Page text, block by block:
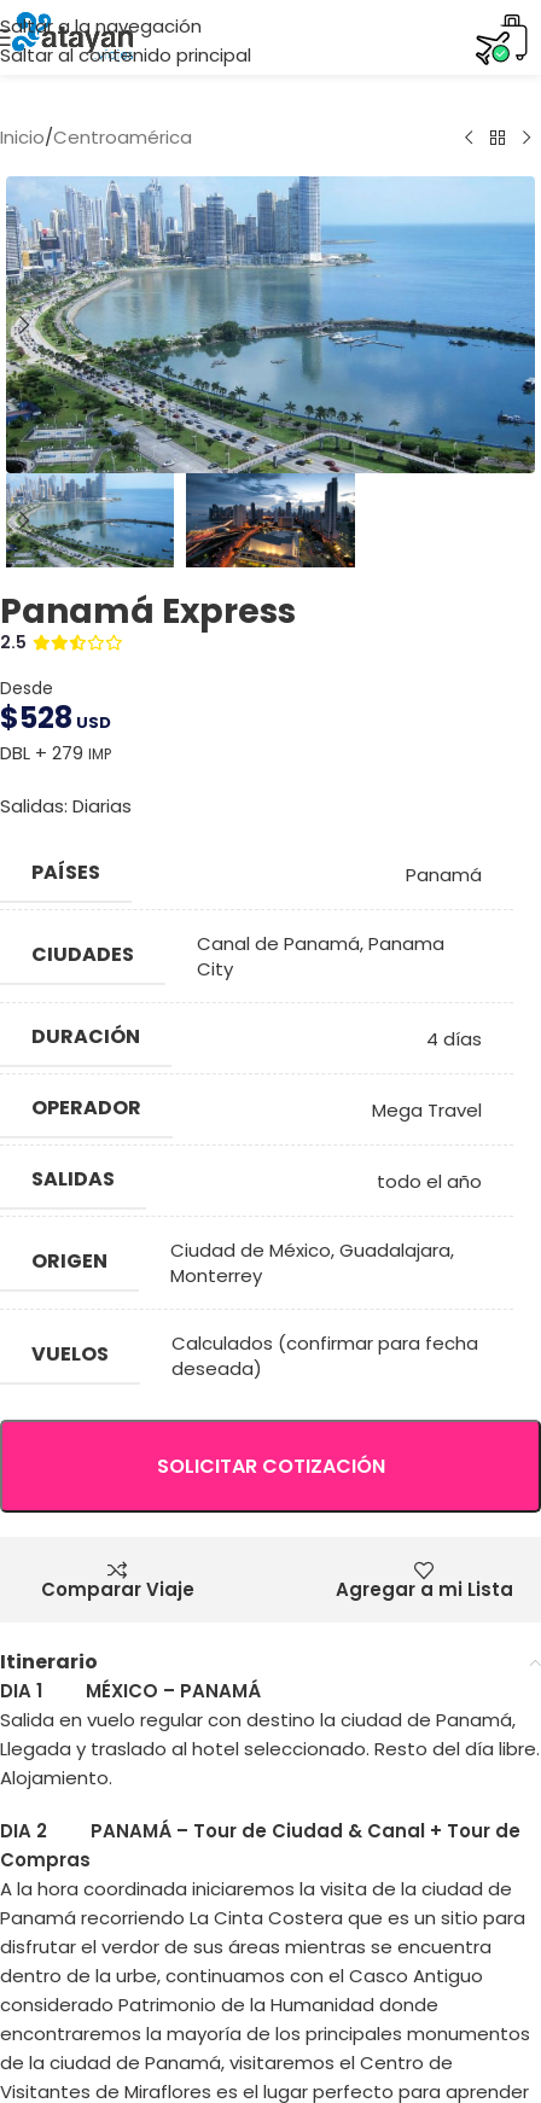
Saltar a la navegación
Saltar al contenido principal
Inicio/Centroamérica
Panamá Express
2.5
Desde
$528 USD
DBL + 279 IMP
Salidas: Diarias
PAÍSES Panamá
CIUDADES Canal de Panamá,Panama
City
DURACIÓN 4 días
OPERADOR Mega Travel
SALIDAS todo el año
ORIGEN Ciudad de México,Guadalajara,
Monterrey
VUELOS
Calculados (confirmar para fecha
deseada)
SOLICITAR COTIZACIÓN
Comparar Viaje Agregar a mi Lista
Itinerario
DIA 1 MÉXICO – PANAMÁ
Salida en vuelo regular con destino la ciudad de Panamá,
Llegada y traslado al hotel seleccionado. Resto del día libre.
Alojamiento.
DIA 2 PANAMÁ – Tour de Ciudad & Canal + Tour de
Compras
A la hora coordinada iniciaremos la visita de la ciudad de
Panamá recorriendo La Cinta Costera que es un sitio para
disfrutar el verdor de sus áreas mientras se encuentra
dentro de la urbe, continuamos con el Casco Antiguo
considerado Patrimonio de la Humanidad donde
encontraremos la mayoría de los principales monumentos
de la ciudad de Panamá, visitaremos el Centro de
Visitantes de Miraflores es el lugar perfecto para aprender